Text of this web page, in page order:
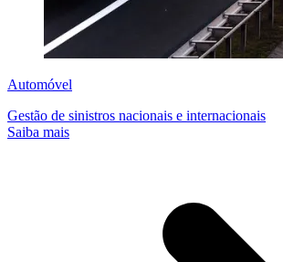
Automóvel
Gestão de sinistros nacionais e internacionais
Saiba mais